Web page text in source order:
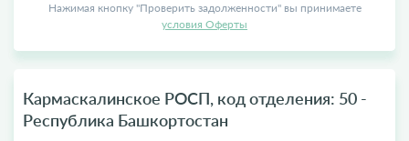
Нажимая кнопку "Проверить задолженности" вы принимаете
условия Оферты
Кармаскалинское РОСП, код отделения: 50 -
Республика Башкортостан